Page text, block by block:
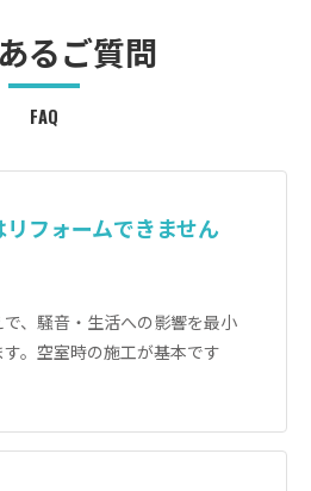
るご質問
FAQ
フォームできません
、騒音・生活への影響を最小
。空室時の施工が基本です